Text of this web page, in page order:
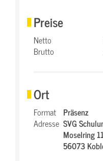
Preise
Netto
Brutto
Ort
Format Präsenz
Adresse SVG
Moselring
56073